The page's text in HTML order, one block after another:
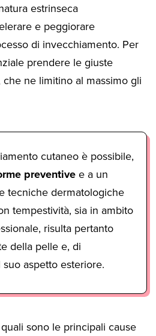
estrinseca
e peggiorare
di invecchiamento. Per
prendere le giuste
che ne limitino al massimo gli
cutaneo è possibile,
preventivee a un
tecniche dermatologiche
tempestività, sia in ambito
risulta pertanto
della pelle e, di
aspetto esteriore.
sono le principali cause